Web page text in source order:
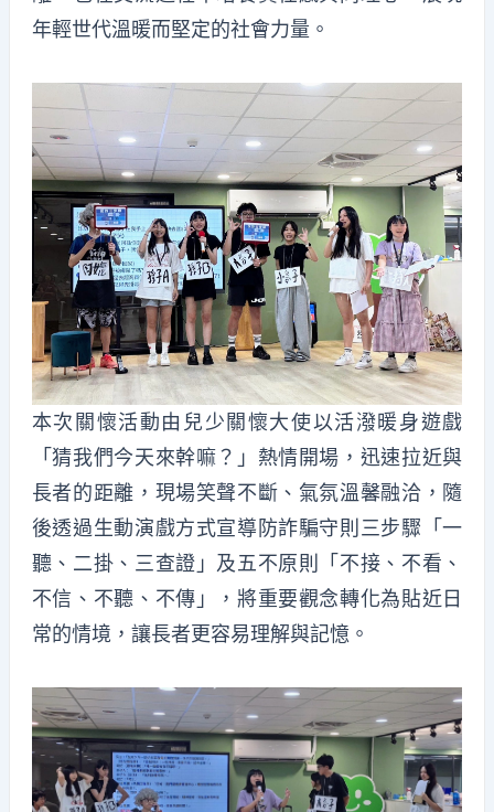
年輕世代溫暖而堅定的社會力量。
本次關懷活動由兒少關懷大使以活潑暖身遊戲
「猜我們今天來幹嘛？」熱情開場，迅速拉近與
長者的距離，現場笑聲不斷、氣氛溫馨融洽，隨
後透過生動演戲方式宣導防詐騙守則三步驟「一
聽、二掛、三查證」及五不原則「不接、不看、
不信、不聽、不傳」，將重要觀念轉化為貼近日
常的情境，讓長者更容易理解與記憶。